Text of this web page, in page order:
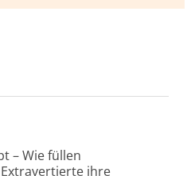
– Wie füllen
ihre